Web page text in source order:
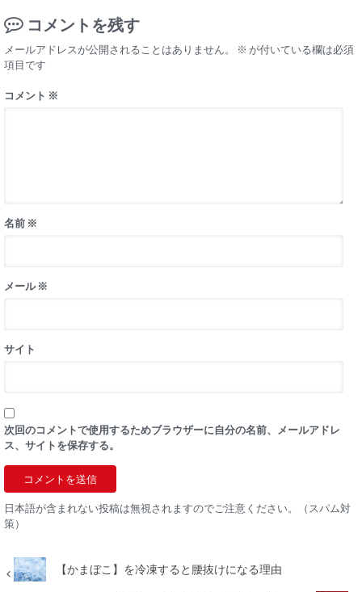
コメントを残す
メールアドレスが公開されることはありません。 ※ が付いている欄は必須
項目です
コメント ※
名前 ※
メール※
サイト
次回のコメントで使用するためブラウザーに自分の名前、メールアドレ
ス、サイトを保存する。
日本語が含まれない投稿は無視されますのでご注意ください。（スパム対
策）
【かまぼこ】を冷凍すると腰抜けになる理由